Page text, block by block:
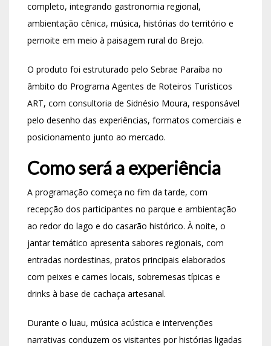
completo, integrando gastronomia regional,
ambientação cênica, música, histórias do território e
pernoite em meio à paisagem rural do Brejo.
O produto foi estruturado pelo Sebrae Paraíba no
âmbito do Programa Agentes de Roteiros Turísticos
ART, com consultoria de Sidnésio Moura, responsável
pelo desenho das experiências, formatos comerciais e
posicionamento junto ao mercado.
Como será a experiência
A programação começa no fim da tarde, com
recepção dos participantes no parque e ambientação
ao redor do lago e do casarão histórico. À noite, o
jantar temático apresenta sabores regionais, com
entradas nordestinas, pratos principais elaborados
com peixes e carnes locais, sobremesas típicas e
drinks à base de cachaça artesanal.
Durante o luau, música acústica e intervenções
narrativas conduzem os visitantes por histórias ligadas